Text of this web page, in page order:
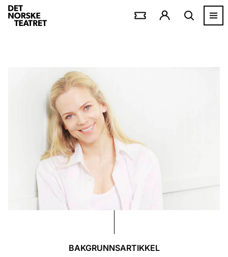
BAKGRUNNSARTIKKEL